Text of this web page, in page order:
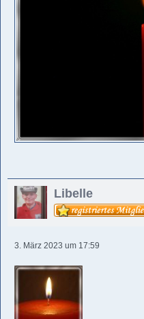
Libelle
3. März 2023 um 17:59